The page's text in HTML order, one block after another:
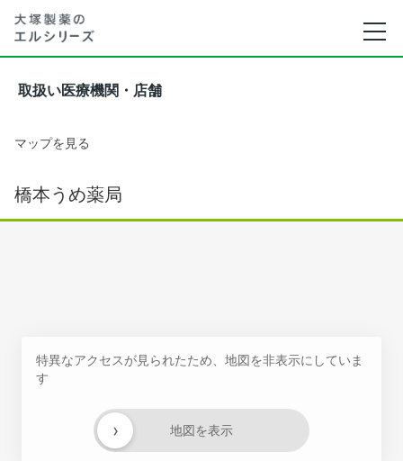
取扱い医療機関・店舗
マップを見る
橋本うめ薬局
特異なアクセスが見られたため、地図を非表示にしていま
す
地図を表示
›